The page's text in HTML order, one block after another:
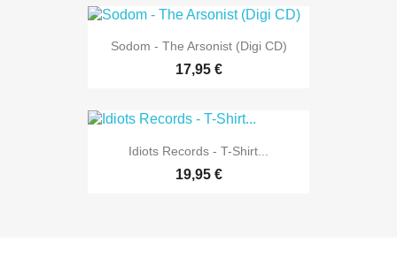
Sodom - The Arsonist (Digi CD)
17,95 €
Idiots Records - T-Shirt...
19,95 €